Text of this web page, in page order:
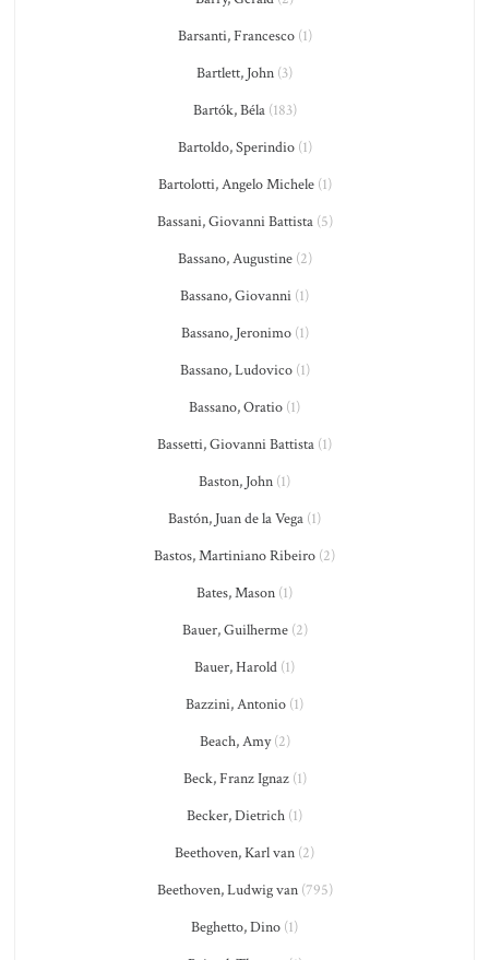
Barsanti, Francesco(1)
Bartlett, John (3)
Bartók, Béla(183)
Bartoldo, Sperindio(1)
Bartolotti, Angelo Michele(1)
Bassani, Giovanni Battista(5)
Bassano, Augustine(2)
Bassano, Giovanni (1)
Bassano, Jeronimo(1)
Bassano, Ludovico(1)
Bassano, Oratio (1)
Bassetti, Giovanni Battista (1)
Baston, John (1)
Bastón, Juan de la Vega (1)
Bastos, Martiniano Ribeiro (2)
Bates, Mason (1)
Bauer, Guilherme(2)
Bauer, Harold (1)
Bazzini, Antonio (1)
Beach, Amy(2)
Beck, Franz Ignaz(1)
Becker, Dietrich (1)
Beethoven, Karl van (2)
Beethoven, Ludwig van(795)
Beghetto, Dino (1)